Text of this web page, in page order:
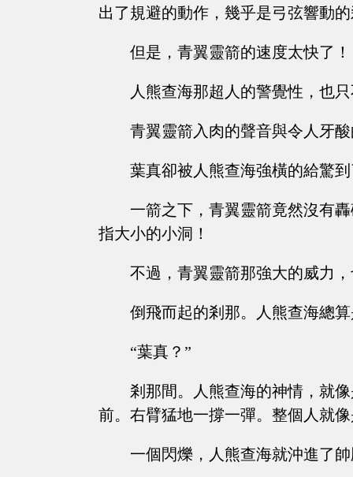
出了規避的動作，幾乎是弓弦響動
但是，青翼靈箭的速度太快了！
人熊查海那超人的警覺性，也
青翼靈箭入肉的聲音與令人牙
葉真卻被人熊查海強橫的給驚
一箭之下，青翼靈箭竟然沒有
指大小的小洞！
不過，青翼靈箭那強大的威力
倒飛而起的剎那。人熊查海總
“葉真？”
剎那間。人熊查海的神情，就
前。右臂猛地一撐一彈。整個人就
一個閃爍，人熊查海就沖進了